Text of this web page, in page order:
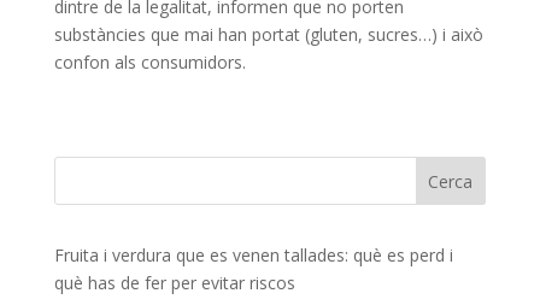
dintre de la legalitat, informen que no porten
substàncies que mai han portat (gluten, sucres…) i això
confon als consumidors.
Fruita i verdura que es venen tallades: què es perd i
què has de fer per evitar riscos